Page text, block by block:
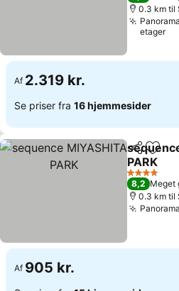
0.3 km til
etager
Af 2.319 kr.
Se priser fra 16 hjemmesider
Del Føj
PARK
Se priser
4 Stjerner
8,2 Meget
0.3 km til
Af 905 kr.